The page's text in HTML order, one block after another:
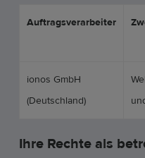
Auftragsverarbeiter
ionos GmbH
(Deutschland)
Ihre Rechte als